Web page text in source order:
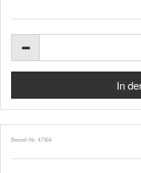
Bestell-Nr. 47364